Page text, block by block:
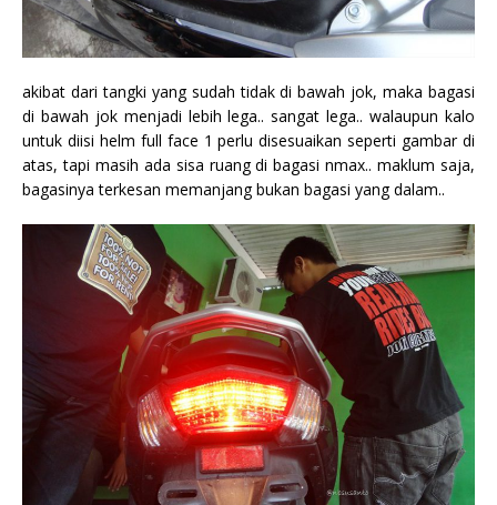
akibat dari tangki yang sudah tidak di bawah jok, maka bagasi
di bawah jok menjadi lebih lega.. sangat lega.. walaupun kalo
untuk diisi helm full face 1 perlu disesuaikan seperti gambar di
atas, tapi masih ada sisa ruang di bagasi nmax.. maklum saja,
bagasinya terkesan memanjang bukan bagasi yang dalam..